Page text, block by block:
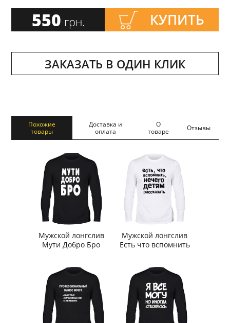
550 грн. КУПИТЬ
ЗАКАЗАТЬ В ОДИН КЛИК
Похожие
товары
Доставка и
оплата
О
товаре
Отзывы
Мужской лонгслив
Мути Добро Бро
Мужской лонгслив
Есть что вспомнить